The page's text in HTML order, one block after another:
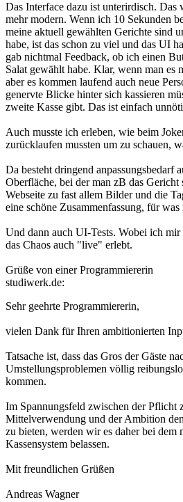
Das Interface dazu ist unterirdisch. Das
mehr modern. Wenn ich 10 Sekunden
meine aktuell gewählten Gerichte sind
habe, ist das schon zu viel und das UI
gab nichtmal Feedback, ob ich einen
Salat gewählt habe. Klar, wenn man es
aber es kommen laufend auch neue
genervte Blicke hinter sich kassieren
zweite Kasse gibt. Das ist einfach
Auch musste ich erleben, wie beim
zurücklaufen mussten um zu schauen,
Da besteht dringend anpassungsbedarf
Oberfläche, bei der man zB das
Webseite zu fast allem Bilder und die
eine schöne Zusammenfassung, für was
Und dann auch UI-Tests. Wobei ich
das Chaos auch "live" erlebt.
Grüße von einer Programmiererin
studiwerk.de:
Sehr geehrte Programmiererin,
vielen Dank für Ihren ambitionierten
Tatsache ist, dass das Gros der Gäste
Umstellungsproblemen völlig
kommen.
Im Spannungsfeld zwischen der Pflicht
Mittelverwendung und der Ambition
zu bieten, werden wir es daher bei dem
Kassensystem belassen.
Mit freundlichen Grüßen
Andreas Wagner